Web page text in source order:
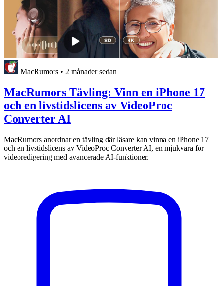
MacRumors • 2 månader sedan
MacRumors Tävling: Vinn en iPhone 17
och en livstidslicens av VideoProc
Converter AI
MacRumors anordnar en tävling där läsare kan vinna en iPhone 17
och en livstidslicens av VideoProc Converter AI, en mjukvara för
videoredigering med avancerade AI-funktioner.